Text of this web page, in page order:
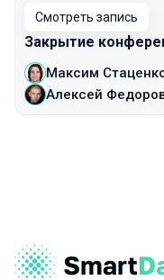
Смотреть запись
Закрытие
Максим
Алексей